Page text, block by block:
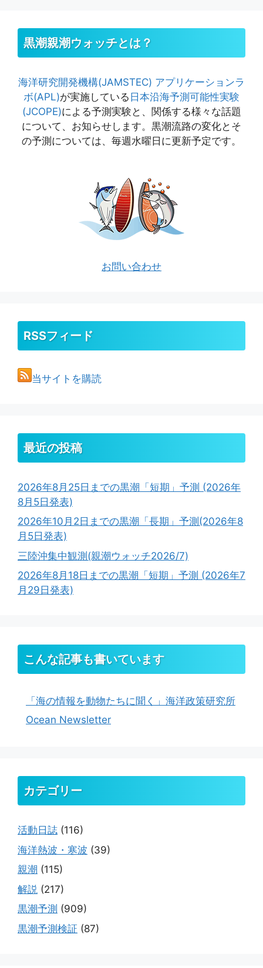
黒潮親潮ウォッチとは？
海洋研究開発機構(JAMSTEC) アプリケーションラ
ボ(APL)が実施している 日本沿海予測可能性実験
(JCOPE)による予測実験と、関係する様々な話題
について、お知らせします。黒潮流路の変化とそ
の予測については、毎週水曜日に更新予定です。
お問い合わせ
RSSフィード
当サイトを購読
最近の投稿
2026年8月25日までの黒潮「短期」予測 (2026年
8月5日発表)
2026年10月2日までの黒潮「長期」予測(2026年8
月5日発表)
三陸沖集中観測(親潮ウォッチ2026/7)
2026年8月18日までの黒潮「短期」予測 (2026年7
月29日発表)
こんな記事も書いています
「海の情報を動物たちに聞く」海洋政策研究所
Ocean Newsletter
カテゴリー
活動日誌 (116)
海洋熱波・寒波 (39)
親潮 (115)
解説 (217)
黒潮予測 (909)
黒潮予測検証 (87)